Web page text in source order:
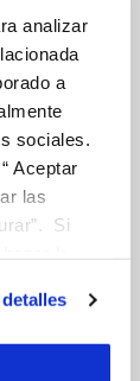
analizar
a
sociales.
Aceptar
las
Si
y que